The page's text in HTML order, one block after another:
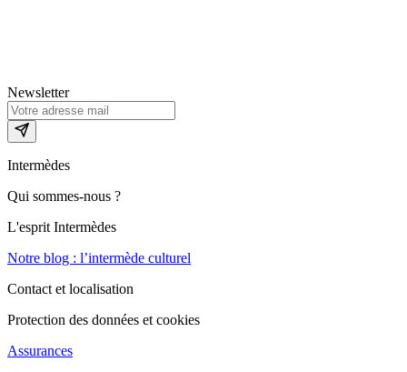
Newsletter
Intermèdes
Qui sommes-nous ?
L'esprit Intermèdes
Notre blog : l’intermède culturel
Contact et localisation
Protection des données et cookies
Assurances